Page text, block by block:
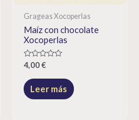
Grageas Xocoperlas
Maíz con chocolate
Xocoperlas
Rated
out
of
5
4,00€
Leer más